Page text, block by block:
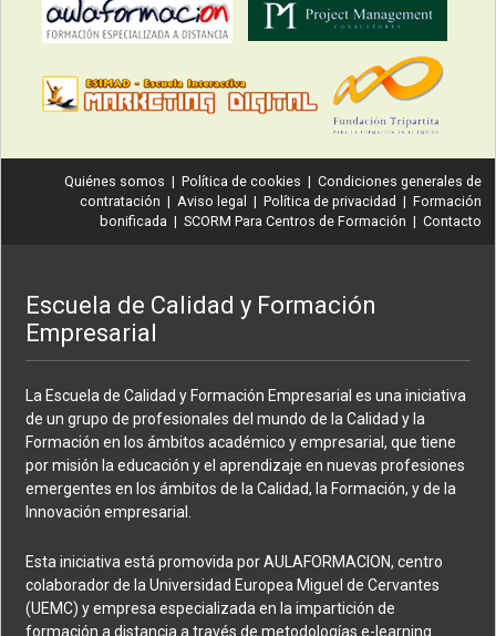
Quiénes somos | Política de cookies | Condiciones generales de
contratación | Aviso legal | Política de privacidad | Formación
bonificada | SCORM Para Centros de Formación | Contacto
Escuela de Calidad y Formación
Empresarial
La Escuela de Calidad y Formación Empresarial es una iniciativa
de un grupo de profesionales del mundo de la Calidad y la
Formación en los ámbitos académico y empresarial, que tiene
por misión la educación y el aprendizaje en nuevas profesiones
emergentes en los ámbitos de la Calidad, la Formación, y de la
Innovación empresarial.
Esta iniciativa está promovida por AULAFORMACION, centro
colaborador de la Universidad Europea Miguel de Cervantes
(UEMC) y empresa especializada en la impartición de
formación a distancia a través de metodologías e-learning.